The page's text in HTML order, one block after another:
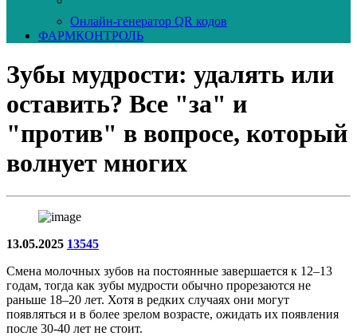
Онлайн-генератор QR кодов
ФАРМКОНТРОЛЬ
Зубы мудрости: удалять или
оставить? Все "за" и
"против" в вопросе, который
волнует многих
13.05.2025 13545
Смена молочных зубов на постоянные завершается к 12–13
годам, тогда как зубы мудрости обычно прорезаются не
раньше 18–20 лет. Хотя в редких случаях они могут
появляться и в более зрелом возрасте, ожидать их появления
после 30-40 лет не стоит.